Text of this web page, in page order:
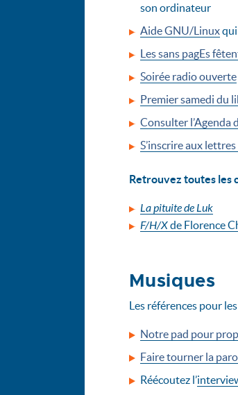
son ordinateur
Aide GNU/Linuxqui
Les sans pagEs
Soirée radio ouverte
Premier samedi du
Consulter l’Agenda
S’inscrire aux lettres
Retrouvez toutes les
La pituite de Luk
F/H/Xde Florence
Musiques
Les références pour
Notre pad pour
Faire tourner la
Réécoutez l’